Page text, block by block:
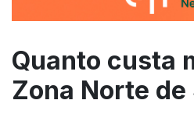
Quanto custa
Zona Norte de